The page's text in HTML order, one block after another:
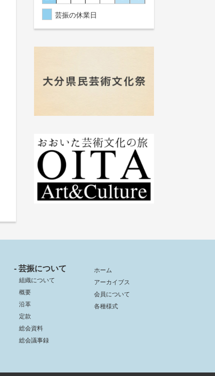
芸振の休業日
- 芸振について
組織について
概要
沿革
定款
総会資料
総会議事録
ホーム
アーカイブス
会員について
各種様式